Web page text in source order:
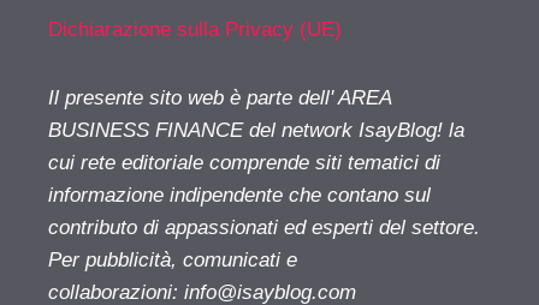
Dichiarazione sulla Privacy (UE)
Il presente sito web è parte dell' AREA
BUSINESS FINANCE del network IsayBlog! la
cui rete editoriale comprende siti tematici di
informazione indipendente che contano sul
contributo di appassionati ed esperti del settore.
Per pubblicità, comunicati e
collaborazioni: info@isayblog.com